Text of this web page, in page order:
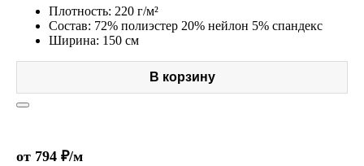
Плотность: 220 г/м²
Состав: 72% полиэстер 20% нейлон 5% спандекс
Ширина: 150 см
В корзину
от 794 ₽/м